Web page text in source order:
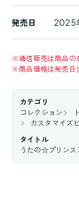
発売日 2025
※通信販売は商品の
※商品価格は発売日
カテゴリ
コレクション
カスタマイズ
タイトル
うたの☆プリン